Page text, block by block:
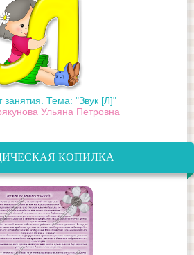
занятия. Тема: "Звук [Л]"
Ульяна Петровна
КОПИЛКА